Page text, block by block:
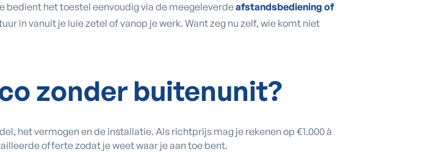
bedient het toestel eenvoudig via de meegeleverdeafstandsbediening of
in vanuit je luie zetel of vanop je werk. Want zeg nu zelf, wie komt niet
zonder buitenunit?
het vermogen en de installatie. Als richtprijs mag je rekenen op €1.000 à
offerte zodat je weet waar je aan toe bent.